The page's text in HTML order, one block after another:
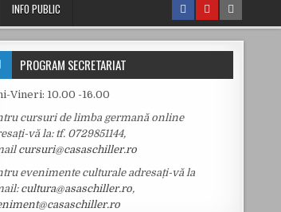
INFO PUBLIC
PROGRAM SECRETARIAT
Vineri: 10.00 -16.00
cursuri de limba germană online
vă la: tf. 0729851144,
cursuri@casaschiller.ro
evenimente culturale adresați-vă la
cultura@asaschiller.ro,